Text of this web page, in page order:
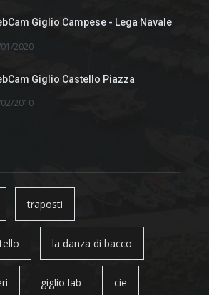
Giglio Campese - Lega Navale
2020
Giglio Castello Piazza
2010
traposti
la danza di bacco
giglio lab cie